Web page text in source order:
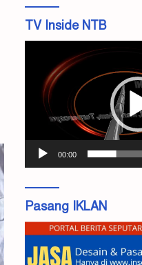
TV Inside NTB
00:00
Pasang IKLAN